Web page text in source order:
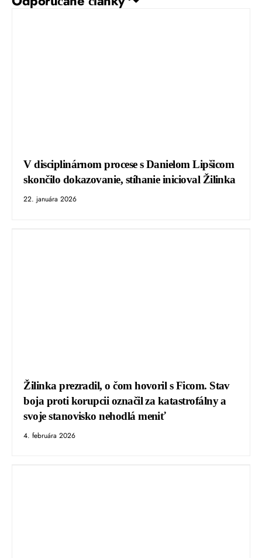
V disciplinárnom procese s Danielom Lipšicom
skončilo dokazovanie, stíhanie inicioval Žilinka
22. januára 2026
Žilinka prezradil, o čom hovoril s Ficom. Stav
boja proti korupcii označil za katastrofálny a
svoje stanovisko nehodlá meniť
4. februára 2026